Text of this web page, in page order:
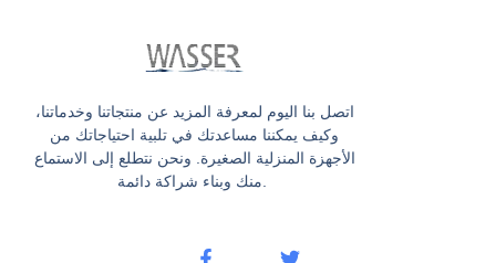
اتصل بنا اليوم لمعرفة المزيد عن منتجاتنا وخدماتنا،
وكيف يمكننا مساعدتك في تلبية احتياجاتك من
الأجهزة المنزلية الصغيرة. ونحن نتطلع إلى الاستماع